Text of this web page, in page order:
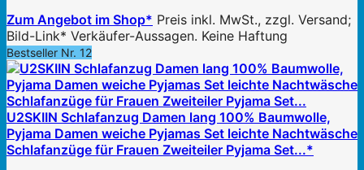
Zum Angebot im Shop* Preis inkl. MwSt., zzgl. Versand;
Bild-Link* Verkäufer-Aussagen. Keine Haftung
Bestseller Nr. 12
U2SKIIN Schlafanzug Damen lang 100% Baumwolle,
Pyjama Damen weiche Pyjamas Set leichte Nachtwäsche
Schlafanzüge für Frauen Zweiteiler Pyjama Set...*